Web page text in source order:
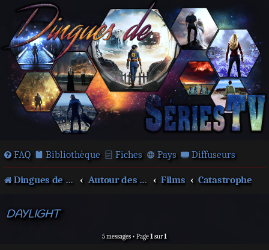
FAQ Bibliothèque Fiches Pays Diffuseurs
Dingues de séries télé ! Autour des films et séries Films Catastrophe
DAYLIGHT
5 messages • Page1sur1